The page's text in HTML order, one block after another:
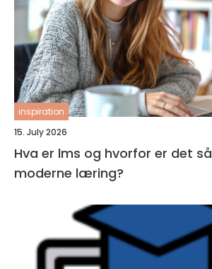
inspiration
15. July 2026
Hva er lms og hvorfor er det
moderne læring?